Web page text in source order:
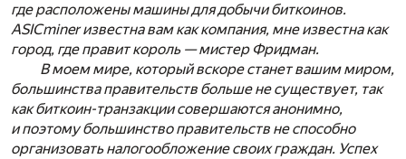
где расположены машины для добычи биткоинов.
ASICminer известна вам как компания, мне известна как
город, где правит король — мистер Фридман.
В моем мире, который вскоре станет вашим миром,
большинства правительств больше не существует, так
как биткоин-транзакции совершаются анонимно,
и поэтому большинство правительств не способно
организовать налогообложение своих граждан. Успех